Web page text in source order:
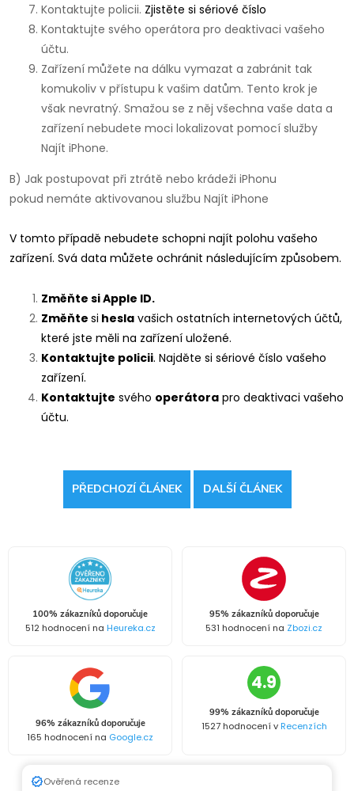
Kontaktujte policii. Zjistěte si sériové číslo
Kontaktujte svého operátora pro deaktivaci vašeho
účtu.
Zařízení můžete na dálku vymazat a zabránit tak
komukoliv v přístupu k vašim datům. Tento krok je
však nevratný. Smažou se z něj všechna vaše data a
zařízení nebudete moci lokalizovat pomocí služby
Najít iPhone.
B) Jak postupovat při ztrátě nebo krádeži iPhonu
pokud nemáte aktivovanou službu Najít iPhone
V tomto případě nebudete schopni najít polohu vašeho
zařízení. Svá data můžete ochránit následujícím způsobem.
Změňte si Apple ID.
Změňte si hesla vašich ostatních internetových účtů,
které jste měli na zařízení uložené.
Kontaktujte policii. Najděte si sériové číslo vašeho
zařízení.
Kontaktujte svého operátora pro deaktivaci vašeho
účtu.
PŘEDCHOZÍ ČLÁNEK DALŠÍ ČLÁNEK
100% zákazníků doporučuje
512 hodnocení na Heureka.cz
95% zákazníků doporučuje
531 hodnocení na Zbozi.cz
96% zákazníků doporučuje
165 hodnocení na Google.cz
4.9
99% zákazníků doporučuje
1527 hodnocení vRecenzích
Ověřená recenze